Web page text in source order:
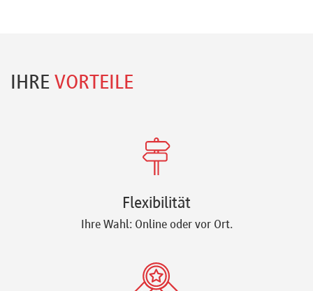
IHRE VORTEILE
Flexibilität
Ihre Wahl: Online oder vor Ort.